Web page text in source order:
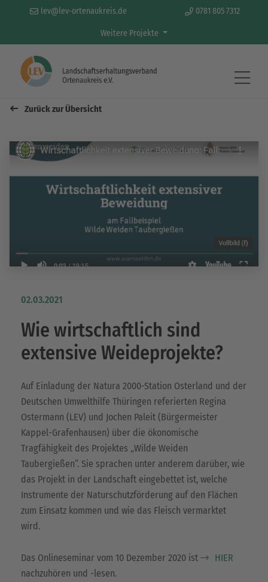
lev@lev-ortenaukreis.de 0781 805 7312
Weitere Projekte
Zurück zur Übersicht
02.03.2021
Wie wirtschaftlich sind
extensive Weideprojekte?
Auf Einladung der Natura 2000-Station Osterland und der
Deutschen Umwelthilfe Thüringen referierten Regina
Ostermann (LEV) und Jochen Paleit (Bürgermeister
Kappel-Grafenhausen) über die ökonomische
Tragfähigkeit des Projektes „Wilde Weiden
Taubergießen“. Sie sprachen unter anderem darüber, wie
das Projekt in der Landschaft eingebettet ist, welche
Instrumente der Naturschutzförderung auf den Flächen
zum Einsatz kommen und wie das Fleisch vermarktet
wird.
Das Onlineseminar vom 10 Dezember 2020 ist
HIER
nachzuhören und -lesen.